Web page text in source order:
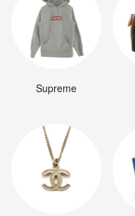
Supreme